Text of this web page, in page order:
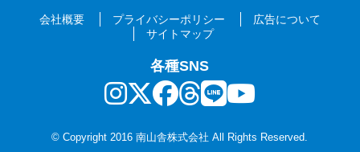
会社概要 プライバシーポリシー
広告について
サイトマップ
各種SNS
© Copyright 2016 南山舎株式会社 All Rights Reserved.